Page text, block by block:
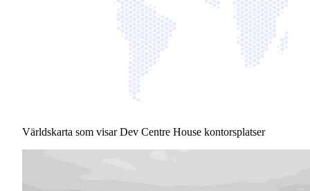
Världskarta som visar Dev Centre House kontorsplatser